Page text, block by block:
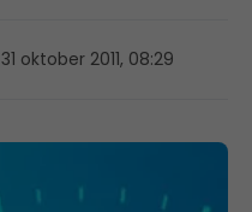
31 oktober 2011, 08:29